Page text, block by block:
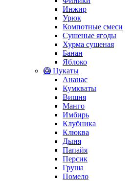
Инжир
Урюк
Компотные смеси
Сушеные ягоды
Хурма сушеная
Банан
Яблоко
🥝 Цукаты
Ананас
Кумкваты
Вишня
Манго
Имбирь
Клубника
Клюква
Дыня
Папайя
Персик
Груша
Помело